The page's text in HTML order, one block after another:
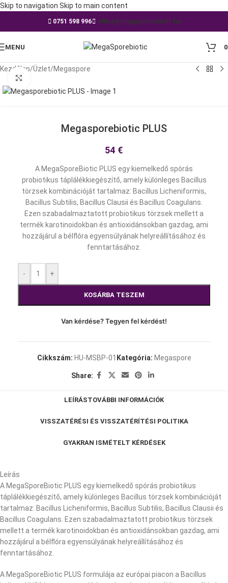
Skip to navigation Skip to main content
0751 598 996 office@megasporebiotic.hu
MENU
Kezdőlap/Üzlet/Megaspore
Megasporebiotic PLUS
54 €
A MegaSporeBiotic PLUS egy kiemelkedő spórás
probiotikus táplálékkiegészítő, amely különleges Bacillus
törzsek kombinációját tartalmaz: Bacillus Licheniformis,
Bacillus Subtilis, Bacillus Clausii és Bacillus Coagulans.
Ezen szabadalmaztatott probiotikus törzsek mellett a
termék karotinoidokban és antioxidánsokban gazdag, ami
hozzájárul a bélflóra egyensúlyának helyreállításához és
fenntartásához.
- +
KOSÁRBA TESZEM
Van kérdése? Tegyen fel kérdést!
Cikkszám: HU-MSBP-01 Kategória: Megaspore
Share:
LEÍRÁSTOVÁBBI INFORMÁCIÓK
VISSZATÉRÉSI ÉS VISSZATÉRÍTÉSI POLITIKA
GYAKRAN ISMÉTELT KÉRDÉSEK
Leírás
A MegaSporeBiotic PLUS egy kiemelkedő spórás probiotikus
táplálékkiegészítő, amely különleges Bacillus törzsek kombinációját
tartalmaz: Bacillus Licheniformis, Bacillus Subtilis, Bacillus Clausii és
Bacillus Coagulans. Ezen szabadalmaztatott probiotikus törzsek
mellett a termék karotinoidokban és antioxidánsokban gazdag, ami
hozzájárul a bélflóra egyensúlyának helyreállításához és
fenntartásához.
A MegaSporeBiotic PLUS formulája az európai piacon a Bacillus